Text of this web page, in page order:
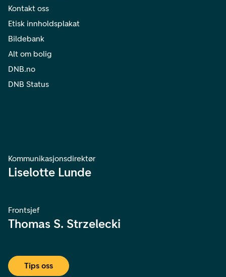
Kontakt oss
Etisk innholdsplakat
Bildebank
Alt om bolig
DNB.no
DNB Status
Kommunikasjonsdirektør
Liselotte Lunde
Frontsjef
Thomas S. Strzelecki
Tips oss